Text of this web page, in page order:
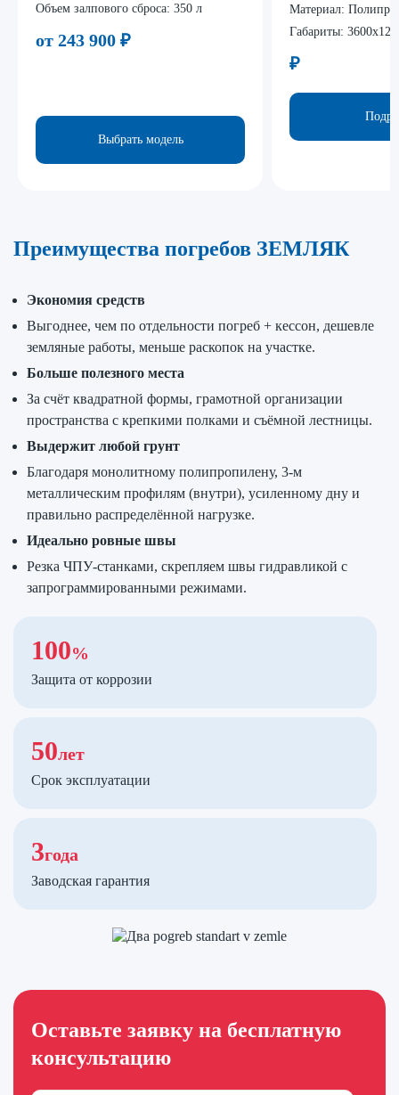
Объем залпового сброса: 350 л
от 243 900 ₽
Выбрать модель
Материал:
Габариты:
₽
Преимущества погребов ЗЕМЛЯК
Экономия средств
Выгоднее, чем по отдельности погреб + кессон, дешевле
земляные работы, меньше раскопок на участке.
Больше полезного места
За счёт квадратной формы, грамотной организации
пространства с крепкими полками и съёмной лестницы.
Выдержит любой грунт
Благодаря монолитному полипропилену, 3-м
металлическим профилям (внутри), усиленному дну и
правильно распределённой нагрузке.
Идеально ровные швы
Резка ЧПУ-станками, скрепляем швы гидравликой с
запрограммированными режимами.
100%
Защита от коррозии
50лет
Срок эксплуатации
3года
Заводская гарантия
Оставьте заявку на бесплатную
консультацию